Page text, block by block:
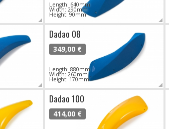
Length: 640mm
Width: 290mm
Height: 90mm
Dadao 08
349,00 €
Length: 880mm
Width: 260mm
Height: 170mm
Dadao 100
414,00 €